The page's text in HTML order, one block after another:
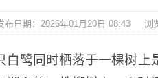
布日期：2026年01月20日 08:43 浏
白鹭同时栖落于一棵树